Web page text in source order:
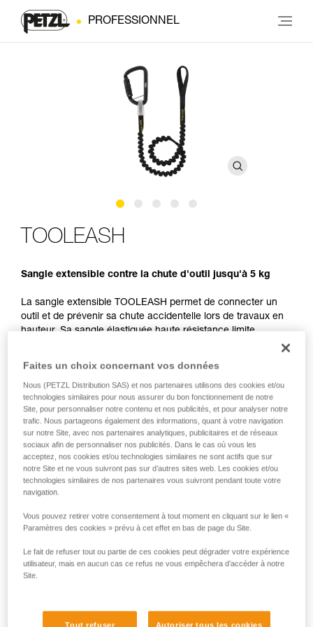
PROFESSIONNEL
TOOLEASH
Sangle extensible contre la chute d'outil jusqu'à 5 kg
La sangle extensible TOOLEASH permet de connecter un
outil et de prévenir sa chute accidentelle lors de travaux en
hauteur. Sa sangle élastiquée haute résistance limite
l'encombrement sur le harnais. Son système de connexion
changement en fonction du besoin. TOOLEASH s'inscrit
dans une solution complète contre la chute accidentelle
d'outil.
HOW TO Use our solutions for dropped tool
prevention
Faites un choix concernant vos données
Nous (PETZL Distribution SAS) et nos partenaires utilisons des cookies et/ou
technologies similaires pour nous assurer du bon fonctionnement de notre
Site, pour personnaliser notre contenu et nos publicités, et pour analyser notre
trafic. Nous partageons également des informations, quant à votre navigation
sur notre Site, avec nos partenaires analytiques, publicitaires et de réseaux
sociaux afin de personnaliser nos publicités. Dans le cas où vous les
acceptez, nos cookies et/ou technologies similaires ne sont actifs que sur
notre Site et ne vous suivront pas sur d’autres sites web. Les cookies et/ou
technologies similaires de nos partenaires vous suivront pendant toute votre
navigation.
Vous pouvez retirer votre consentement à tout moment en cliquant sur le lien «
Paramètres des cookies » prévu à cet effet en bas de page du Site.
Le fait de refuser tout ou partie de ces cookies peut dégrader votre expérience
utilisateur, mais en aucun cas ce refus ne vous empêchera d’accéder à notre
Site.
Tout refuser Autoriser tous les cookies